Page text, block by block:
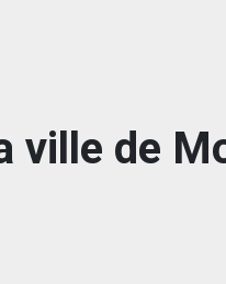
ville de